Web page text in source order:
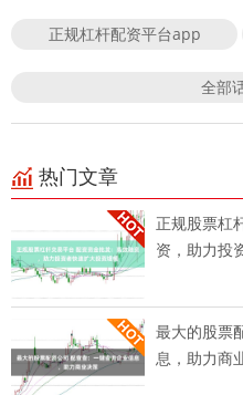
正规杠杆配资平台app
全部
热门文章
正规股票杠
资，助力投
最大的股票
息，助力商